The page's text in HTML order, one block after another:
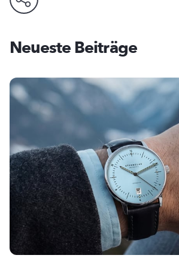
Neueste Beiträge